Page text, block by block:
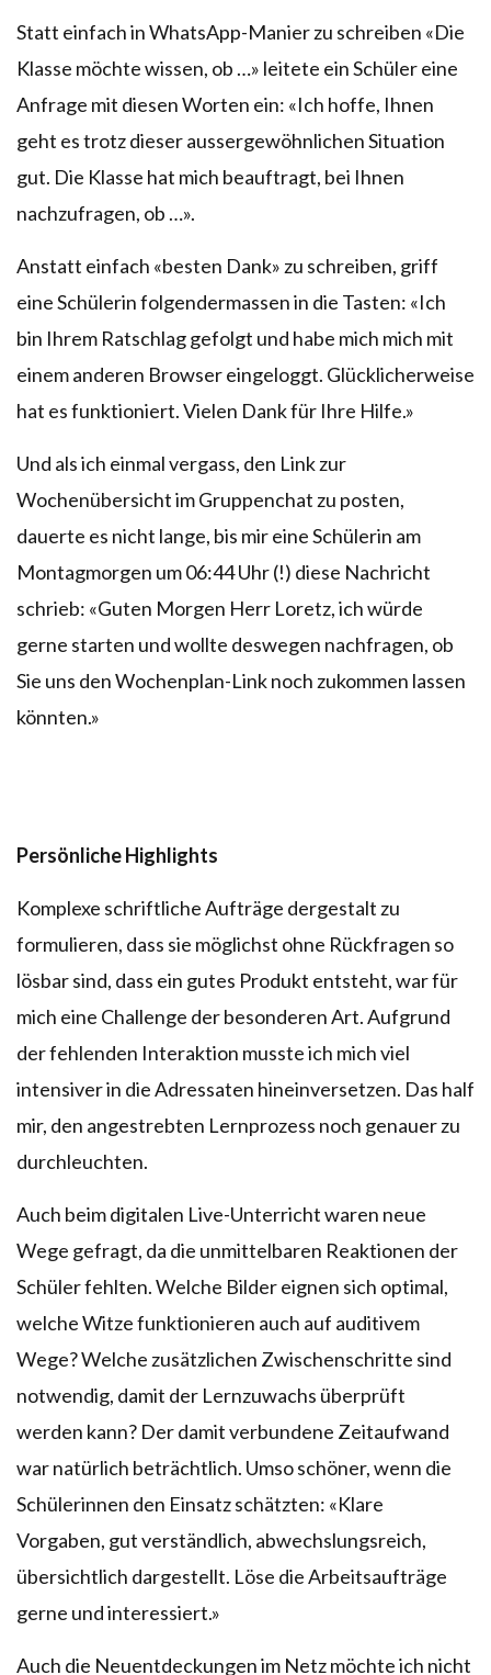
Statt einfach in WhatsApp-Manier zu schreiben «Die
Klasse möchte wissen, ob …» leitete ein Schüler eine
Anfrage mit diesen Worten ein: «Ich hoffe, Ihnen
geht es trotz dieser aussergewöhnlichen Situation
gut. Die Klasse hat mich beauftragt, bei Ihnen
nachzufragen, ob …».
Anstatt einfach «besten Dank» zu schreiben, griff
eine Schülerin folgendermassen in die Tasten: «Ich
bin Ihrem Ratschlag gefolgt und habe mich mich mit
einem anderen Browser eingeloggt. Glücklicherweise
hat es funktioniert. Vielen Dank für Ihre Hilfe.»
Und als ich einmal vergass, den Link zur
Wochenübersicht im Gruppenchat zu posten,
dauerte es nicht lange, bis mir eine Schülerin am
Montagmorgen um 06:44 Uhr (!) diese Nachricht
schrieb: «Guten Morgen Herr Loretz, ich würde
gerne starten und wollte deswegen nachfragen, ob
Sie uns den Wochenplan-Link noch zukommen lassen
könnten.»
Persönliche Highlights
Komplexe schriftliche Aufträge dergestalt zu
formulieren, dass sie möglichst ohne Rückfragen so
lösbar sind, dass ein gutes Produkt entsteht, war für
mich eine Challenge der besonderen Art. Aufgrund
der fehlenden Interaktion musste ich mich viel
intensiver in die Adressaten hineinversetzen. Das half
mir, den angestrebten Lernprozess noch genauer zu
durchleuchten.
Auch beim digitalen Live-Unterricht waren neue
Wege gefragt, da die unmittelbaren Reaktionen der
Schüler fehlten. Welche Bilder eignen sich optimal,
welche Witze funktionieren auch auf auditivem
Wege? Welche zusätzlichen Zwischenschritte sind
notwendig, damit der Lernzuwachs überprüft
werden kann? Der damit verbundene Zeitaufwand
war natürlich beträchtlich. Umso schöner, wenn die
Schülerinnen den Einsatz schätzten: «Klare
Vorgaben, gut verständlich, abwechslungsreich,
übersichtlich dargestellt. Löse die Arbeitsaufträge
gerne und interessiert.»
Auch die Neuentdeckungen im Netz möchte ich nicht